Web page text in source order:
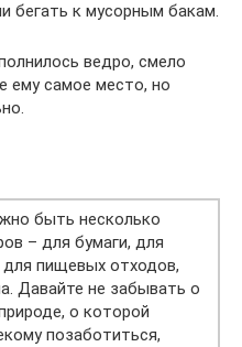
бегать к мусорным бакам.
ведро, смело
ему самое место, но
быть несколько
– для бумаги, для
для пищевых отходов,
Давайте не забывать о
о которой
позаботиться,